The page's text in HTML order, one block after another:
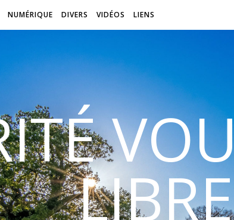
NUMÉRIQUE DIVERS VIDÉOS LIENS